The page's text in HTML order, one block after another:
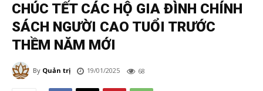
CHÚC TẾT CÁC HỘ GIA ĐÌNH CHÍNH
SÁCH NGƯỜI CAO TUỔI TRƯỚC
THỀM NĂM MỚI
By Quản trị 19/01/2025 68